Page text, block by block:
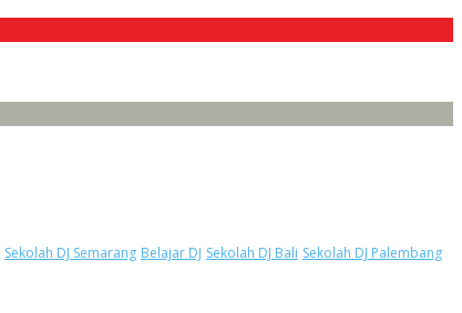
Sekolah DJ Semarang Belajar DJ Sekolah DJ Bali Sekolah DJ Palembang